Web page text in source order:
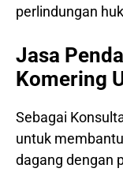
perlindungan
Jasa
Komering
Sebagai
untuk
dagang dengan